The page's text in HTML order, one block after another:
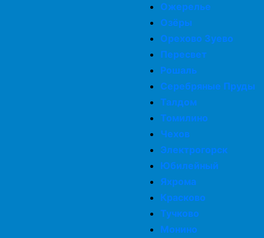
Ожерелье
Озёры
Орехово Зуево
Пересвет
Рошаль
Серебряные Пруды
Талдом
Томилино
Чехов
Электрогорск
Юбилейный
Яхрома
Красково
Тучково
Монино